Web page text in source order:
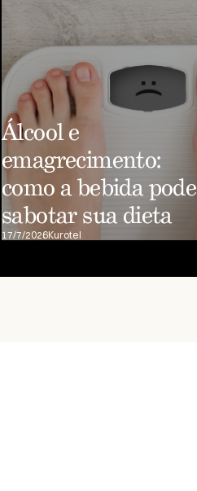
Álcool e
emagrecimento:
como a bebida pode
sabotar sua dieta
17/7/2026Kurotel